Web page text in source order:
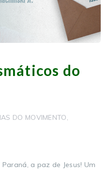
do
DO MOVIMENTO,
a paz de Jesus! Um